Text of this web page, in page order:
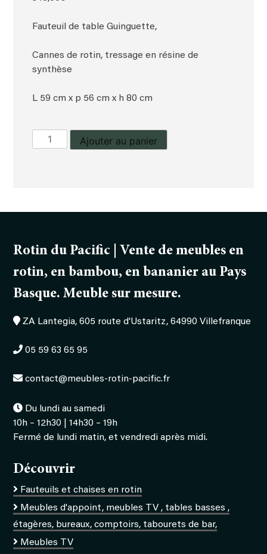
Fauteuil de table Guinguette,
Cannes de rotin, tressage en résine de
synthèse
L 59 cm x p 56 cm x h 80 cm
quantité
de
Ajouter au panier
Rotin du Pacific | Vente de meubles en
rotin, en bambou, en bananier au Pays
Basque. Meuble sur mesure.
ZA Lantegia, 605 route d'Ustaritz, 64990 Villefranque
05 59 63 65 95
contact@meubles-rotin-pacific.fr
Du lundi au samedi
10h – 12h30 | 14h30 – 19h
Fermé de lundi matin, et vendredi après midi.
Découvrir
Fauteuils et chaises en rotin
Meubles d'appoint, meubles TV , tables basses ,
étagères, bureaux, comptoirs, tabourets de bar,
Meubles TV